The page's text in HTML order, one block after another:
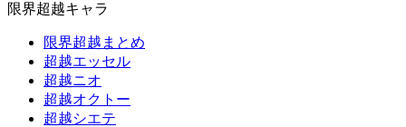
限界超越キャラ
限界超越まとめ
超越エッセル
超越ニオ
超越オクトー
超越シエテ